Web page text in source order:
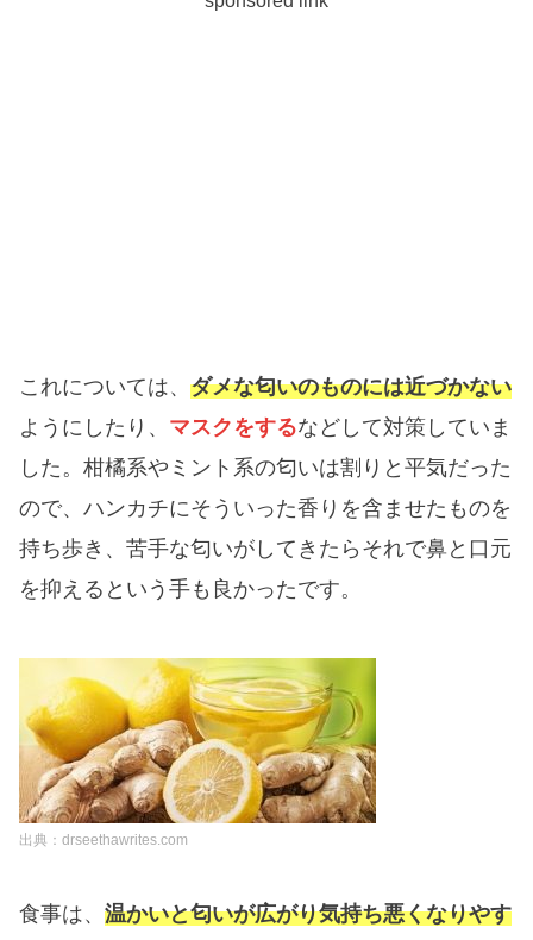
これについては、ダメな匂いのものには近づかない
ようにしたり、 マスクをするなどして対策していま
した。柑橘系やミント系の匂いは割りと平気だった
ので、ハンカチにそういった香りを含ませたものを
持ち歩き、苦手な匂いがしてきたらそれで鼻と口元
を抑えるという手も良かったです。
出典：drseethawrites.com
食事は、温かいと匂いが広がり気持ち悪くなりやす